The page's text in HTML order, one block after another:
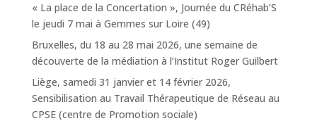
« La place de la Concertation », Journée du CRéhab’S
le jeudi 7 mai à Gemmes sur Loire (49)
Bruxelles, du 18 au 28 mai 2026, une semaine de
découverte de la médiation à l’Institut Roger Guilbert
Liège, samedi 31 janvier et 14 février 2026,
Sensibilisation au Travail Thérapeutique de Réseau au
CPSE (centre de Promotion sociale)